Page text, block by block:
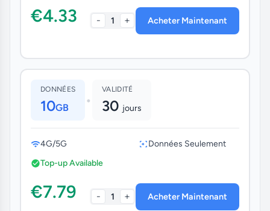
€4.33 - 1 + Acheter Maintenant
DONNÉES
10GB •
VALIDITÉ
30 jours
4G/5G
Données Seulement
Top-up Available
€7.79 - 1 + Acheter Maintenant